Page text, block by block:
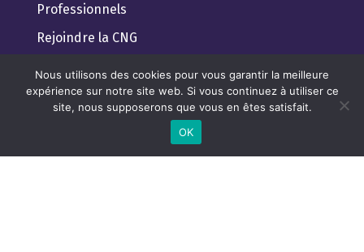
Professionnels
Rejoindre la CNG
Trouver un géobiologue Professionnel
Lexique de géobiologie pour tous
Nous utilisons des cookies pour vous garantir la meilleure
expérience sur notre site web. Si vous continuez à utiliser ce
site, nous supposerons que vous en êtes satisfait.
OK